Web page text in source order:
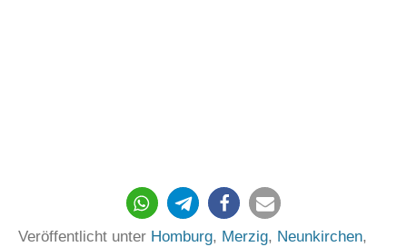
367
Veröffentlicht unter Homburg, Merzig, Neunkirchen,